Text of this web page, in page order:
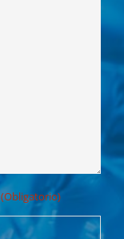
(Obligatorio)